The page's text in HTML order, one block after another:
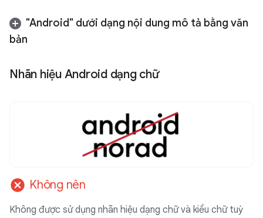
"Android" dưới dạng nội dung mô tả bằng văn
bản
Nhãn hiệu Android dạng chữ
cancel Không nên
Không được sử dụng nhãn hiệu dạng chữ và kiểu chữ tuỳ